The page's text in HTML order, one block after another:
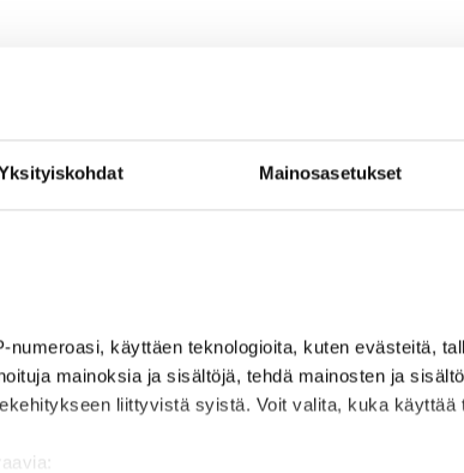
Mainosasetukset
käyttäen teknologioita, kuten evästeitä,
mainoksia ja sisältöjä, tehdä mainosten ja
liittyvistä syistä. Voit valita, kuka käyttää